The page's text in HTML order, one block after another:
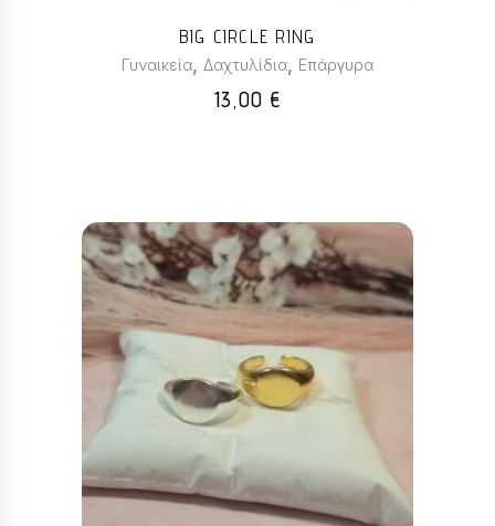
να
επιλεγούν
στη
BIG CIRCLE RING
Γυναικεία, Δαχτυλίδια, Επάργυρα
13,00 €
Αυτό
το
προϊόν
πολλαπλές
παραλλαγές.